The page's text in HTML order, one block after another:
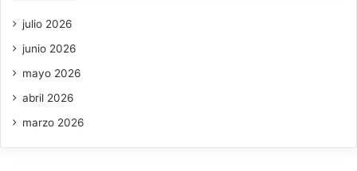
julio 2026
junio 2026
mayo 2026
abril 2026
marzo 2026